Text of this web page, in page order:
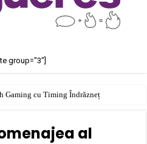
group="3"]
Gaming cu Timing Îndrăzneț
al